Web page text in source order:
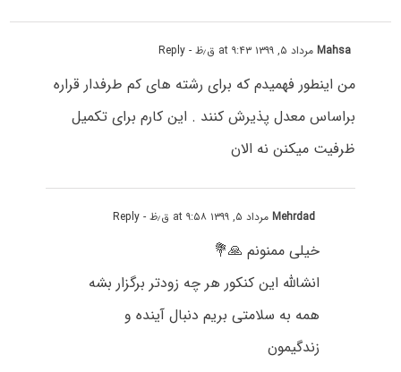
Mahsaمرداد ۵, ۱۳۹۹ at ۹:۴۳ ق٫ظ - Reply
من اینطور فهمیدم که برای رشته های کم طرفدار قراره
براساس معدل پذیرش کنند . این کارم برای تکمیل
ظرفیت میکنن نه الان
Mehrdadمرداد ۵, ۱۳۹۹ at ۹:۵۸ ق٫ظ - Reply
خیلی ممنونم 🙏💐
انشالله این کنکور هر چه زودتر برگزار بشه
همه به سلامتی بریم دنبال آینده و
زندگیمون